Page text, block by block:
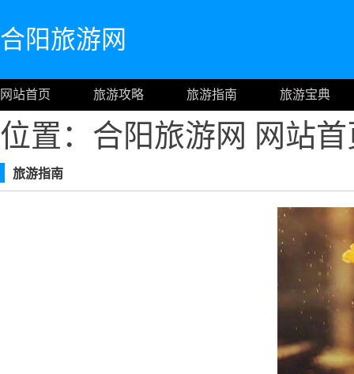
合阳旅游网
网站首页 旅游攻略 旅游指南 旅游宝典
位置：合阳旅游网 网站
旅游指南